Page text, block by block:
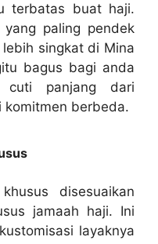
terbatas buat haji.
paling pendek
singkat di Mina
bagus bagi anda
panjang dari
komitmen berbeda.
disesuaikan
jamaah haji. Ini
layaknya